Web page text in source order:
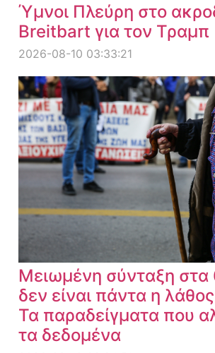
Ύμνοι Πλεύρη στο
Breitbart για τον Τραμπ
2026-08-10 03:33:21
Μειωμένη σύνταξη στα
δεν είναι πάντα η
Τα παραδείγματα που
τα δεδομένα